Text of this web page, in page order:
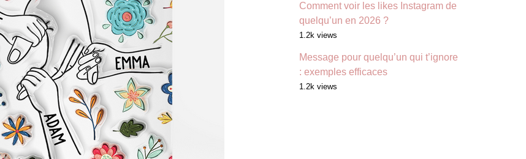
Comment voir les likes Instagram de
quelqu’un en 2026 ?
1.2k views
Message pour quelqu’un qui t’ignore
: exemples efficaces
1.2k views